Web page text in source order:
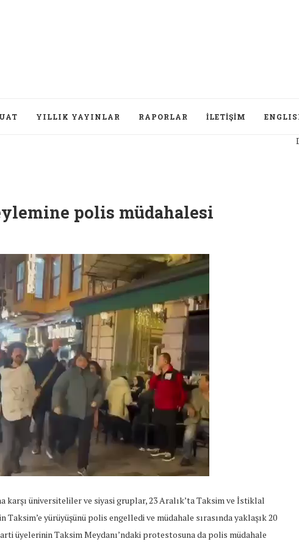
YILLIK YAYINLAR RAPORLAR İLETIŞIM
polis müdahalesi
karşı üniversiteliler ve siyasi gruplar, 23 Aralık’ta Taksim ve İstiklal
Taksim’e yürüyüşünü polis engelledi ve müdahale sırasında yaklaşık 20
üyelerinin Taksim Meydanı’ndaki protestosuna da polis müdahale